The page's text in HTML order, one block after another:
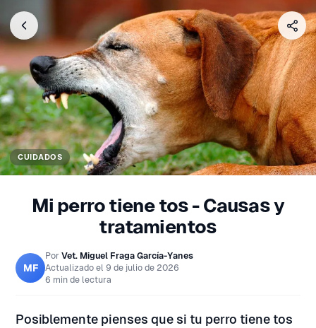
CUIDADOS
Mi perro tiene tos - Causas y
tratamientos
MF
Por Vet. Miguel Fraga García-Yanes
Actualizado el 9 de julio de 2026
6 min de lectura
Posiblemente pienses que si tu perro tiene tos